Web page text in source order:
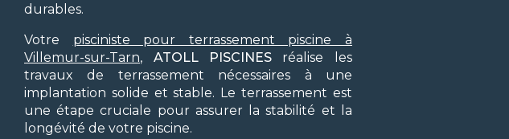
durables.
Votre pisciniste pour terrassement piscine à
Villemur-sur-Tarn, ATOLL PISCINES réalise les
travaux de terrassement nécessaires à une
implantation solide et stable. Le terrassement est
une étape cruciale pour assurer la stabilité et la
longévité de votre piscine.